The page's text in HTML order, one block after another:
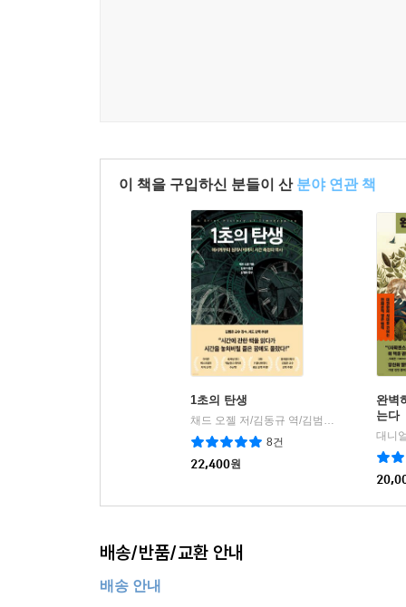
이 책을 구입하신 분들이 산 분야 연관 책
1초의 탄생
21세기
8건
22,400원
완벽
는다
배송/반품/교환 안내
배송 안내